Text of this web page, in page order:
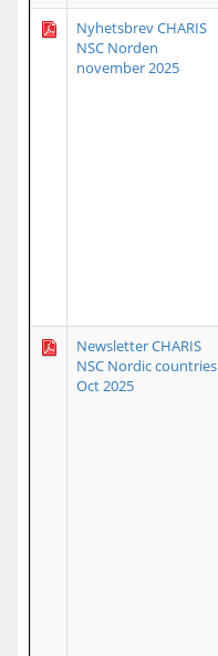
Nyhetsbrev CHARIS
NSC Norden
november 2025
Newsletter CHARIS
NSC Nordic countries
Oct 2025